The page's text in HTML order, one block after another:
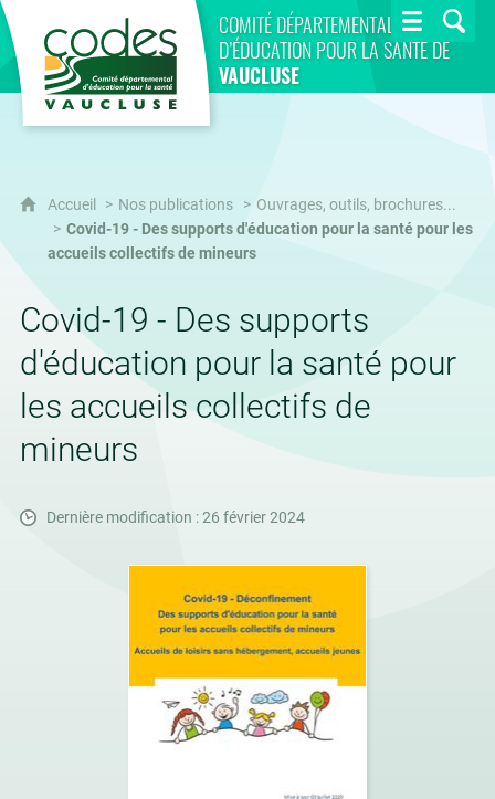
COMITÉ DÉPARTEMENTAL
D’ÉDUCATION POUR LA SANTÉ DE
VAUCLUSE
CoDES 84
Accueil Nos publications
Ouvrages, outils, brochures...
Covid-19 - Des supports d'éducation pour la santé pour les
accueils collectifs de mineurs
Covid-19 - Des supports
d'éducation pour la santé pour
les accueils collectifs de
mineurs
Dernière modification : 26 février 2024